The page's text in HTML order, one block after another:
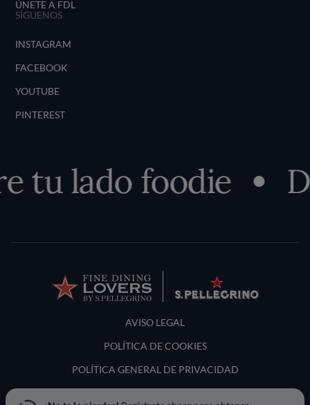
ÚNETE A FDL
SÍGUENOS
INSTAGRAM
FACEBOOK
YOUTUBE
PINTEREST
tu lado foodie
Terms and Conditions
AVISO LEGAL
POLÍTICA DE COOKIES
POLÍTICA GENERAL DE PRIVACIDAD